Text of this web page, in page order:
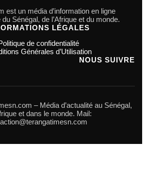
est un média d’information en ligne
Sénégal, de l’Afrique et du monde.
LÉGALES
de confidentialité
Générales d’Utilisation
NOUS SUIVRE
– Média d’actualité au Sénégal,
et dans le monde. Mail: